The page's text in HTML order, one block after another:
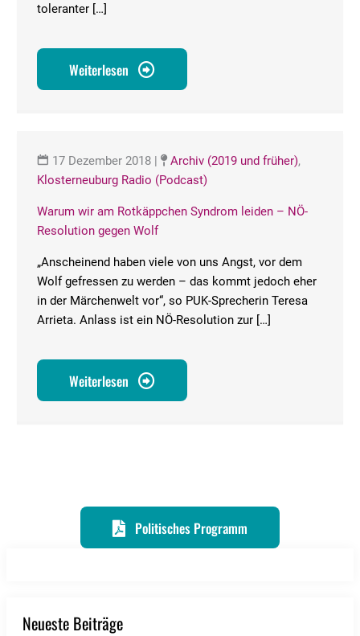
toleranter […]
Weiterlesen
17 Dezember 2018 | Archiv (2019 und früher),
Klosterneuburg Radio (Podcast)
Warum wir am Rotkäppchen Syndrom leiden – NÖ-
Resolution gegen Wolf
„Anscheinend haben viele von uns Angst, vor dem
Wolf gefressen zu werden – das kommt jedoch eher
in der Märchenwelt vor“, so PUK-Sprecherin Teresa
Arrieta. Anlass ist ein NÖ-Resolution zur […]
Weiterlesen
Politisches Programm
Neueste Beiträge